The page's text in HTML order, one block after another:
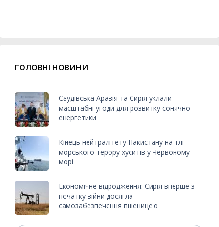
ГОЛОВНІ НОВИНИ
Саудівська Аравія та Сирія уклали
масштабні угоди для розвитку сонячної
енергетики
Кінець нейтралітету Пакистану на тлі
морського терору хуситів у Червоному
морі
Економічне відродження: Сирія вперше з
початку війни досягла
самозабезпечення пшеницею